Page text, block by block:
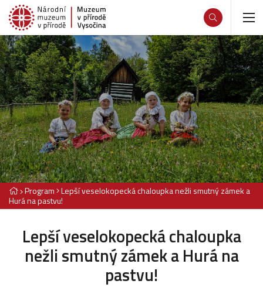
Program Lepší veselokopecká chaloupka nežli smutný zámek a
Hurá na pastvu!
Lepší veselokopecká chaloupka
nežli smutný zámek a Hurá na
pastvu!